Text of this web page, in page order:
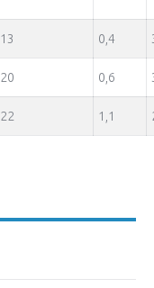
13 0,4
20 0,6
22 1,1